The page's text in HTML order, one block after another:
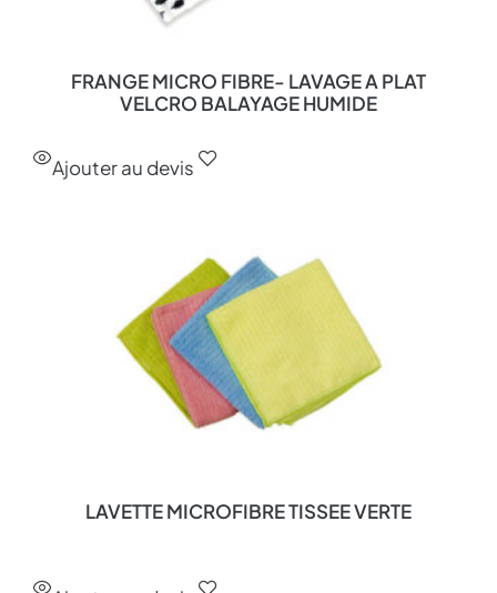
FRANGE MICRO FIBRE- LAVAGE A PLAT
VELCRO BALAYAGE HUMIDE
Ajouter au devis
LAVETTE MICROFIBRE TISSEE VERTE